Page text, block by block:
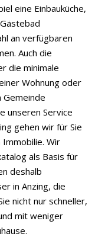
eine Einbauküche,
an verfügbaren
Auch die
die minimale
Wohnung oder
Gemeinde
unseren Service
gehen wir für Sie
Immobilie. Wir
als Basis für
deshalb
in Anzing, die
nicht nur schneller,
mit weniger